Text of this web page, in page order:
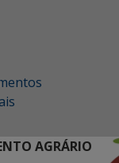
AGRÁRIO